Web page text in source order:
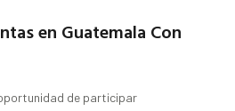
en Guatemala Con
de participar